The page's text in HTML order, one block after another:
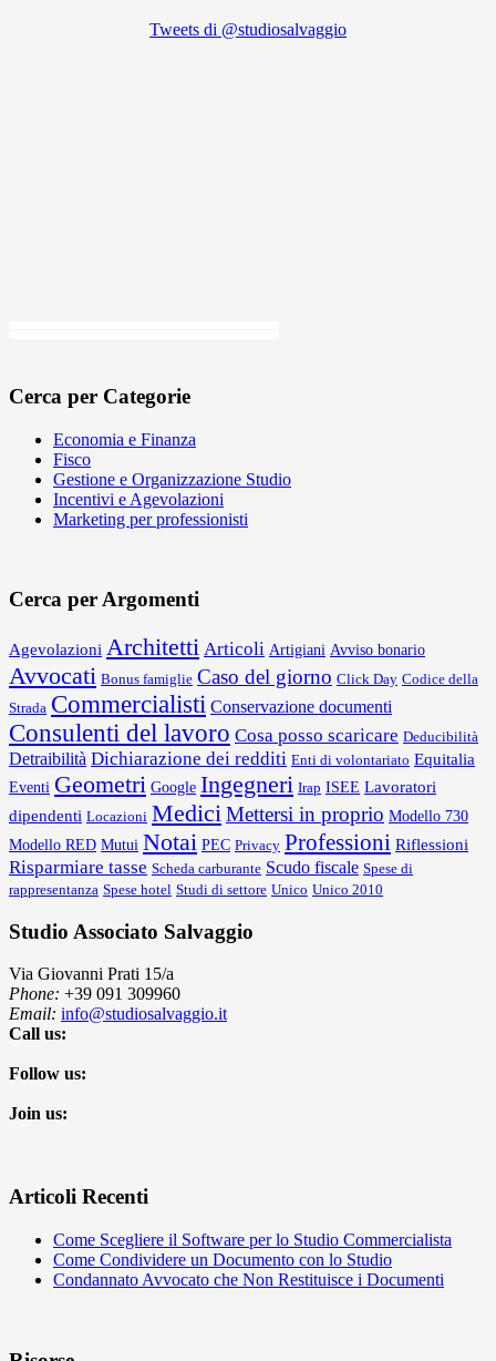
Tweets di @studiosalvaggio
Cerca per Categorie
Economia e Finanza
Fisco
Gestione e Organizzazione Studio
Incentivi e Agevolazioni
Marketing per professionisti
Cerca per Argomenti
Agevolazioni Architetti Articoli Artigiani Avviso bonario
Avvocati Bonus famiglie Caso del giorno Click Day Codice della
Strada Commercialisti Conservazione documenti
Consulenti del lavoro Cosa posso scaricare Deducibilità
Detraibilità Dichiarazione dei redditi Enti di volontariato Equitalia
Eventi Geometri Google Ingegneri Irap ISEE Lavoratori
dipendenti Locazioni Medici Mettersi in proprio Modello 730
Modello RED Mutui Notai PEC Privacy Professioni Riflessioni
Risparmiare tasse Scheda carburante Scudo fiscale Spese di
rappresentanza Spese hotel Studi di settore Unico Unico 2010
Studio Associato Salvaggio
Via Giovanni Prati 15/a
Phone: +39 091 309960
Email: info@studiosalvaggio.it
Call us:
Follow us:
Join us:
Articoli Recenti
Come Scegliere il Software per lo Studio Commercialista
Come Condividere un Documento con lo Studio
Condannato Avvocato che Non Restituisce i Documenti